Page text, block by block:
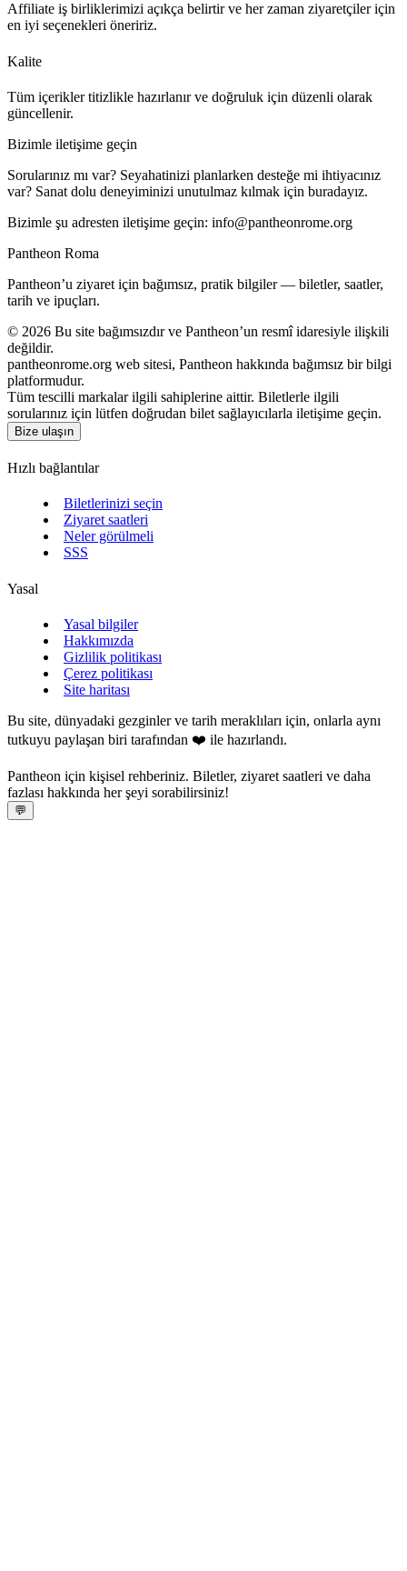
Affiliate iş birliklerimizi açıkça belirtir ve her zaman ziyaretçiler için
en iyi seçenekleri öneririz.
Kalite
Tüm içerikler titizlikle hazırlanır ve doğruluk için düzenli olarak
güncellenir.
Bizimle iletişime geçin
Sorularınız mı var? Seyahatinizi planlarken desteğe mi ihtiyacınız
var? Sanat dolu deneyiminizi unutulmaz kılmak için buradayız.
Bizimle şu adresten iletişime geçin: info@pantheonrome.org
Pantheon Roma
Pantheon’u ziyaret için bağımsız, pratik bilgiler — biletler, saatler,
tarih ve ipuçları.
© 2026 Bu site bağımsızdır ve Pantheon’un resmî idaresiyle ilişkili
değildir.
pantheonrome.org web sitesi, Pantheon hakkında bağımsız bir bilgi
platformudur.
Tüm tescilli markalar ilgili sahiplerine aittir. Biletlerle ilgili
sorularınız için lütfen doğrudan bilet sağlayıcılarla iletişime geçin.
Bize ulaşın
Hızlı bağlantılar
Biletlerinizi seçin
Ziyaret saatleri
Neler görülmeli
SSS
Yasal
Yasal bilgiler
Hakkımızda
Gizlilik politikası
Çerez politikası
Site haritası
Bu site, dünyadaki gezginler ve tarih meraklıları için, onlarla aynı
tutkuyu paylaşan biri tarafından ❤️ ile hazırlandı.
Pantheon için kişisel rehberiniz. Biletler, ziyaret saatleri ve daha
fazlası hakkında her şeyi sorabilirsiniz!
💬